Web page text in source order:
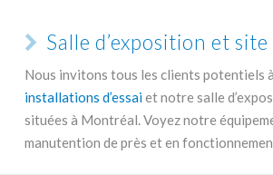
Salle d’exposition et site
Nous invitons tous les clients potentiels
installations d’essaiet notre salle
situées à Montréal. Voyez notre
manutention de près et en